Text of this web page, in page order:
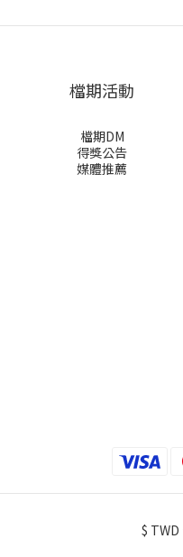
檔期活動
檔期DM
得獎公告
媒體推薦
$ TWD